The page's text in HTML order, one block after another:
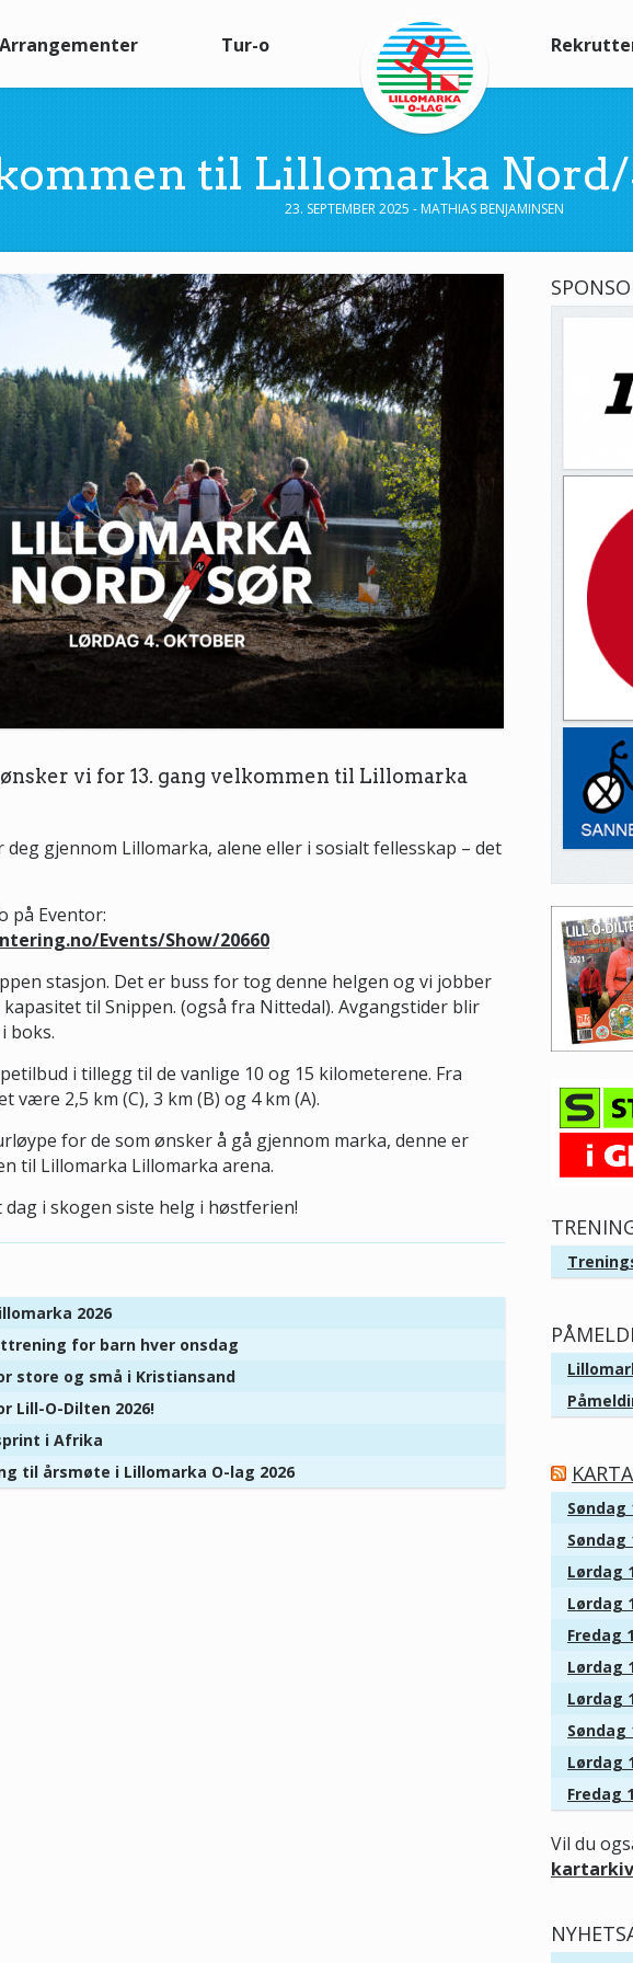
Arrangementer Tur-o
til Lillomarka Nord/
23. SEPTEMBER 2025 - MATHIAS BENJAMINSEN
vi for 13. gang velkommen til Lillomarka
deg gjennom Lillomarka, alene eller i sosialt fellesskap – det
på Eventor:
Events/Show/20660
stasjon. Det er buss for tog denne helgen og vi jobber
kapasitet til Snippen. (også fra Nittedal). Avgangstider blir
boks.
i tillegg til de vanlige 10 og 15 kilometerene. Fra
være 2,5 km (C), 3 km (B) og 4 km (A).
for de som ønsker å gå gjennom marka, denne er
til Lillomarka Lillomarka arena.
i skogen siste helg i høstferien!
2026
for barn hver onsdag
store og små i Kristiansand
Lill-O-Dilten 2026!
i Afrika
til årsmøte i Lillomarka O-lag 2026
Søndag
Søndag
Lørdag
Lørdag
Fredag
Lørdag
Lørdag
Søndag
Lørdag
Fredag
Vil du